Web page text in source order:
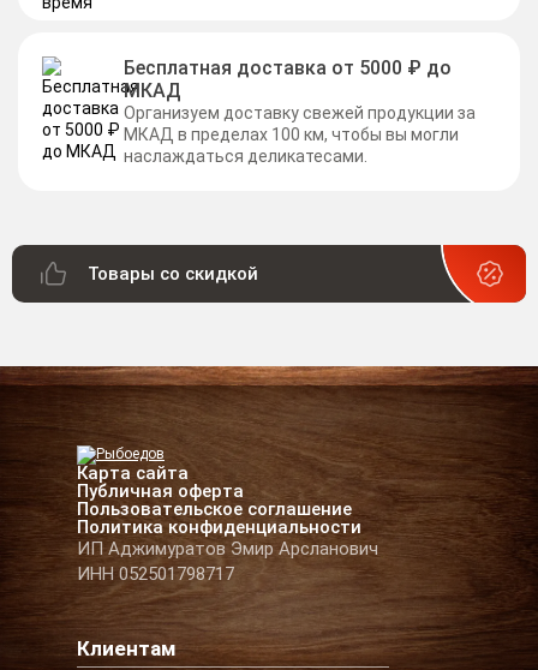
Бесплатная доставка от 5000 ₽ до
МКАД
Организуем доставку свежей продукции за
МКАД в пределах 100 км, чтобы вы могли
наслаждаться деликатесами.
Товары со скидкой
Карта сайта
Публичная оферта
Пользовательское соглашение
Политика конфиденциальности
ИП Аджимуратов Эмир Арсланович
ИНН 052501798717
Клиентам